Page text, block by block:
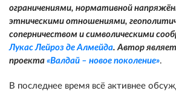
ограничениями, нормативной
этническими отношениями,
соперничеством и символическими
Лукас Лейроз де Алмейда. Автор
проекта «Валдай – новое поколение».
В последнее время всё активнее